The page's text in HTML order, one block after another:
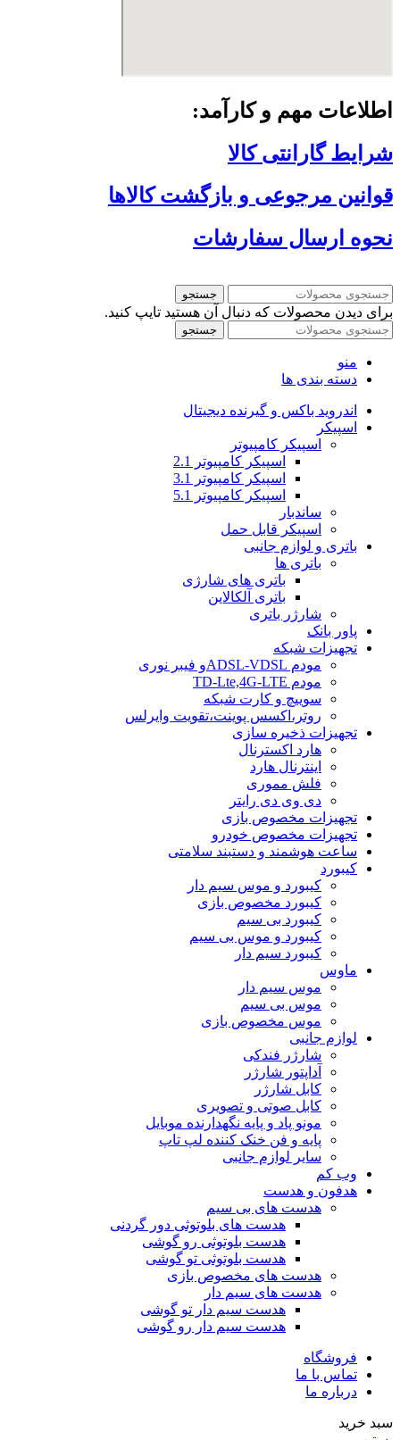
اطلاعات مهم و کارآمد:
شرایط گارانتی کالا
قوانین مرجوعی و بازگشت کالاها
نحوه ارسال سفارشات
جستجو
برای دیدن محصولات که دنبال آن هستید تایپ کنید.
جستجو
منو
دسته بندی ها
اندروید باکس و گیرنده دیجیتال
اسپیکر
اسپیکر کامپیوتر
اسپیکر کامپیوتر 2.1
اسپیکر کامپیوتر 3.1
اسپیکر کامپیوتر 5.1
ساندبار
اسپیکر قابل حمل
باتری و لوازم جانبی
باتری ها
باتری های شارژی
باتری آلکالاین
شارژر باتری
پاور بانک
تجهیزات شبکه
مودم ADSL-VDSLو فیبر نوری
مودم TD-Lte,4G-LTE
سوییچ و کارت شبکه
روتر،اکسس پوینت،تقویت وایرلس
تجهیزات ذخیره سازی
هارد اکسترنال
اینترنال هارد
فلش مموری
دی وی دی رایتر
تجهیزات مخصوص بازی
تجهیزات مخصوص خودرو
ساعت هوشمند و دستبند سلامتی
کیبورد
کیبورد و موس سیم دار
کیبورد مخصوص بازی
کیبورد بی سیم
کیبورد و موس بی سیم
کیبورد سیم دار
ماوس
موس سیم دار
موس بی سیم
موس مخصوص بازی
لوازم جانبی
شارژر فندکی
آداپتور شارژر
کابل شارژر
کابل صوتی و تصویری
مونو پاد و پایه نگهدارنده موبایل
پایه و فن خنک کننده لپ تاپ
سایر لوازم جانبی
وب کم
هدفون و هدست
هدست های بی سیم
هدست های بلوتوثی دور گردنی
هدست بلوتوثی رو گوشی
هدست بلوتوثی تو گوشی
هدست های مخصوص بازی
هدست های سیم دار
هدست سیم دار تو گوشی
هدست سیم دار رو گوشی
فروشگاه
تماس با ما
درباره ما
سبد خرید